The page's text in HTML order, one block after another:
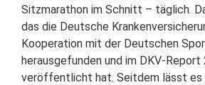
Sitzmarathon im Schnitt – täglich.
das die Deutsche
Kooperation mit der Deutschen
herausgefunden und im DKV-Report
veröffentlicht hat. Seitdem lässt es